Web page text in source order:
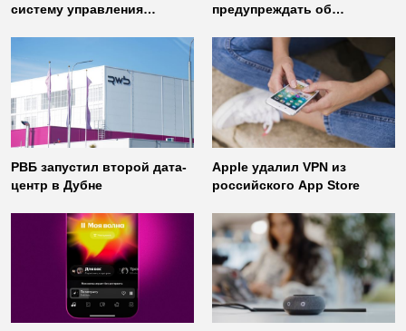
систему управления
предупреждать об
неофициальных клиентов
мессенджера
РВБ запустил второй дата-
центр в Дубне
Apple удалил VPN из
российского App Store